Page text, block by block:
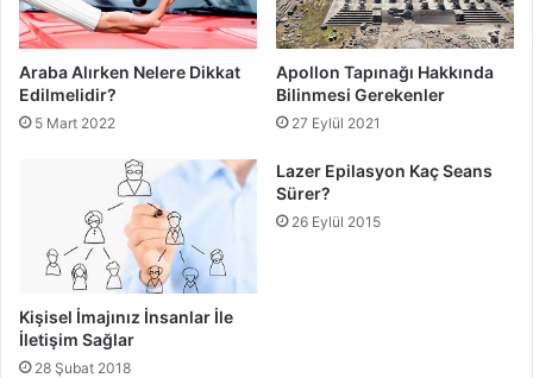
Araba Alırken Nelere Dikkat
Edilmelidir?
5 Mart 2022
Apollon Tapınağı Hakkında
Bilinmesi Gerekenler
27 Eylül 2021
Kişisel İmajınız İnsanlar İle
İletişim Sağlar
28 Şubat 2018
Lazer Epilasyon Kaç Seans
Sürer?
26 Eylül 2015